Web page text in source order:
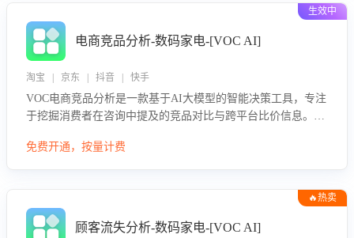
生效中
电商竞品分析-数码家电-[VOC AI]
淘宝 | 京东 | 抖音 | 快手
VOC电商竞品分析是一款基于AI大模型的智能决策工具，专注
于挖掘消费者在咨询中提及的竞品对比与跨平台比价信息。该
息，进行多维度交叉对比，并分析消费者的比价行为。通过提
免费开通，按量计费
🔥热卖
顾客流失分析-数码家电-[VOC AI]